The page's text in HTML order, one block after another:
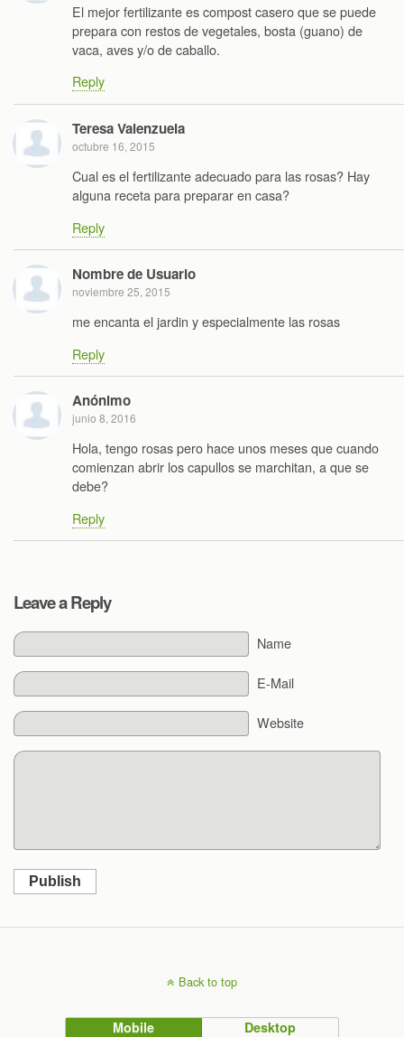
El mejor fertilizante es compost casero que se puede
prepara con restos de vegetales, bosta (guano) de
vaca, aves y/o de caballo.
Reply
Teresa Valenzuela
octubre 16, 2015
Cual es el fertilizante adecuado para las rosas? Hay
alguna receta para preparar en casa?
Reply
Nombre de Usuario
noviembre 25, 2015
me encanta el jardin y especialmente las rosas
Reply
Anónimo
junio 8, 2016
Hola, tengo rosas pero hace unos meses que cuando
comienzan abrir los capullos se marchitan, a que se
debe?
Reply
Leave a Reply
Name
E-Mail
Website
Publish
Back to top
Mobile Desktop